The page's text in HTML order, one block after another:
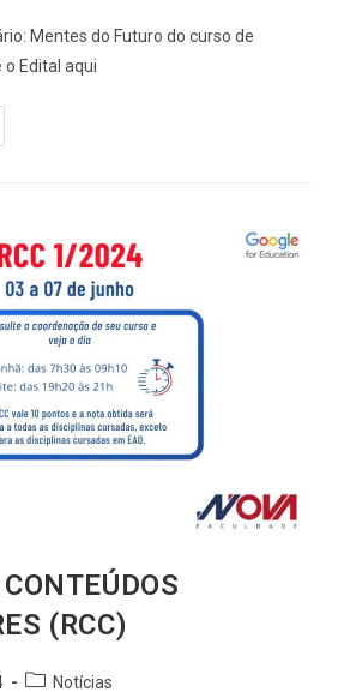
Mentes do Futuro do curso de
Edital aqui
(RCC)
Notícias